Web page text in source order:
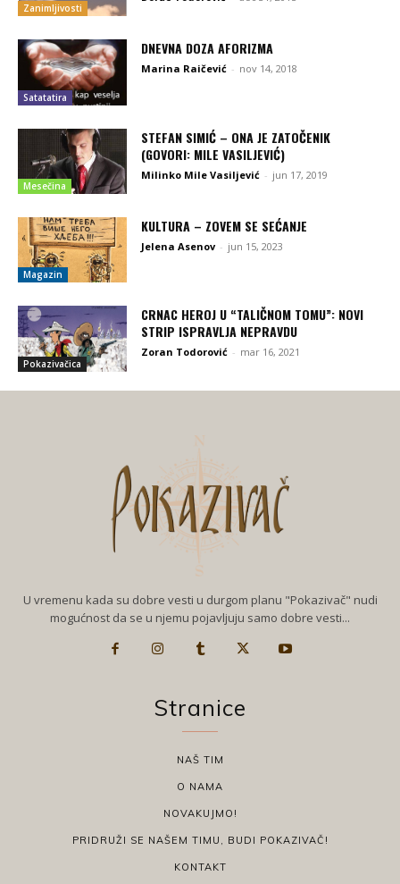
Zanimljivosti
Satatatira
DNEVNA DOZA AFORIZMA
Marina Raičević - nov 14, 2018
Mesečina
STEFAN SIMIĆ – ONA JE ZATOČENIK
(GOVORI: MILE VASILJEVIĆ)
Milinko Mile Vasiljević - jun 17, 2019
Magazin
KULTURA – ZOVEM SE SEĆANJE
Jelena Asenov - jun 15, 2023
Pokazivačica
CRNAC HEROJ U “TALIČNOM TOMU”: NOVI
STRIP ISPRAVLJA NEPRAVDU
Zoran Todorović - mar 16, 2021
U vremenu kada su dobre vesti u durgom planu "Pokazivač" nudi
mogućnost da se u njemu pojavljuju samo dobre vesti...
Stranice
NAŠ TIM
O NAMA
NOVAKUJMO!
PRIDRUŽI SE NAŠEM TIMU, BUDI POKAZIVAČ!
KONTAKT